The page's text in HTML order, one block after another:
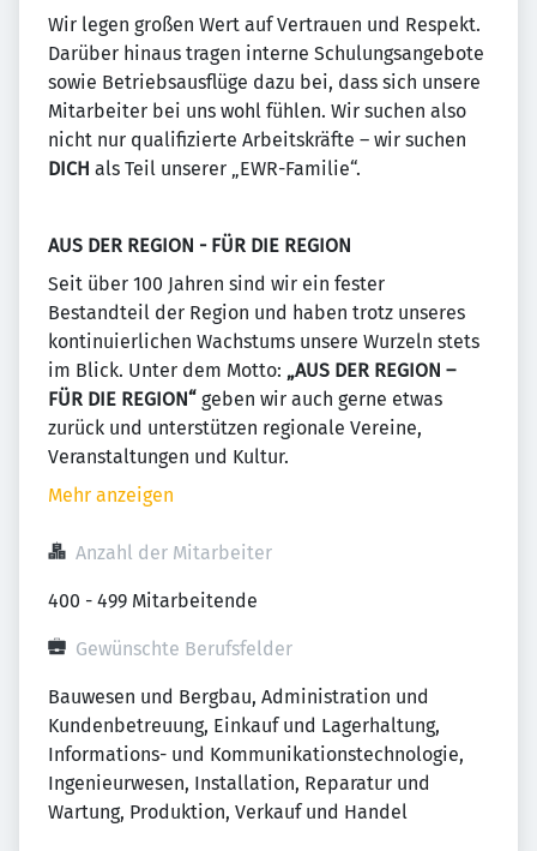
Wir legen großen Wert auf Vertrauen und Respekt.
Darüber hinaus tragen interne Schulungsangebote
sowie Betriebsausflüge dazu bei, dass sich unsere
Mitarbeiter bei uns wohl fühlen. Wir suchen also
nicht nur qualifizierte Arbeitskräfte – wir suchen
DICH als Teil unserer „EWR-Familie“.
AUS DER REGION - FÜR DIE REGION
Seit über 100 Jahren sind wir ein fester
Bestandteil der Region und haben trotz unseres
kontinuierlichen Wachstums unsere Wurzeln stets
im Blick. Unter dem Motto: „AUS DER REGION –
FÜR DIE REGION“ geben wir auch gerne etwas
zurück und unterstützen regionale Vereine,
Veranstaltungen und Kultur.
Mehr anzeigen
Anzahl der Mitarbeiter
400 - 499 Mitarbeitende
Gewünschte Berufsfelder
Bauwesen und Bergbau, Administration und
Kundenbetreuung, Einkauf und Lagerhaltung,
Informations- und Kommunikationstechnologie,
Ingenieurwesen, Installation, Reparatur und
Wartung, Produktion, Verkauf und Handel